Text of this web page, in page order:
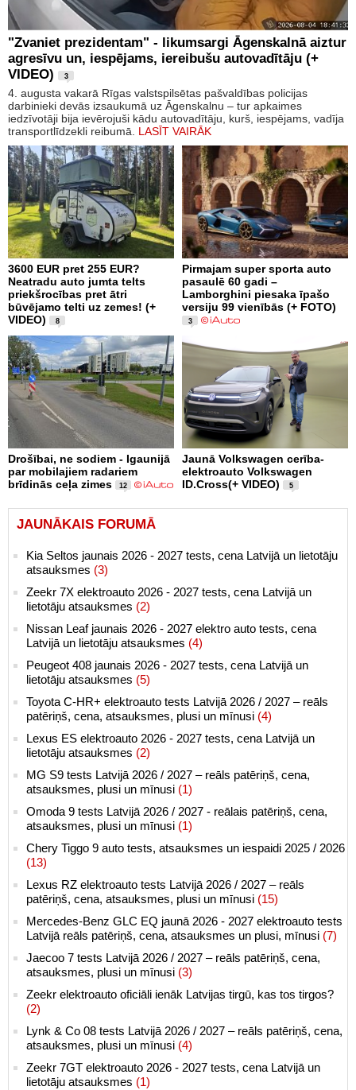
"Zvaniet prezidentam" - likumsargi Āgenskalnā aiztur
agresīvu un, iespējams, iereibušu autovadītāju (+
VIDEO)
3
4. augusta vakarā Rīgas valstspilsētas pašvaldības policijas
darbinieki devās izsaukumā uz Āgenskalnu – tur apkaimes
iedzīvotāji bija ievērojuši kādu autovadītāju, kurš, iespējams, vadīja
transportlīdzekli reibumā. LASĪT VAIRĀK
3600 EUR pret 255 EUR?
Neatradu auto jumta telts
priekšrocības pret ātri
būvējamo telti uz zemes! (+
VIDEO)
8
Pirmajam super sporta auto
pasaulē 60 gadi –
Lamborghini piesaka īpašo
versiju 99 vienībās (+ FOTO)
3
Drošībai, ne sodiem - Igaunijā
par mobilajiem radariem
brīdinās ceļa zimes
12
Jaunā Volkswagen cerība-
elektroauto Volkswagen
ID.Cross(+ VIDEO)
5
JAUNĀKAIS FORUMĀ
Kia Seltos jaunais 2026 - 2027 tests, cena Latvijā un lietotāju
atsauksmes (3)
Zeekr 7X elektroauto 2026 - 2027 tests, cena Latvijā un
lietotāju atsauksmes (2)
Nissan Leaf jaunais 2026 - 2027 elektro auto tests, cena
Latvijā un lietotāju atsauksmes (4)
Peugeot 408 jaunais 2026 - 2027 tests, cena Latvijā un
lietotāju atsauksmes (5)
Toyota C-HR+ elektroauto tests Latvijā 2026 / 2027 – reāls
patēriņš, cena, atsauksmes, plusi un mīnusi (4)
Lexus ES elektroauto 2026 - 2027 tests, cena Latvijā un
lietotāju atsauksmes (2)
MG S9 tests Latvijā 2026 / 2027 – reāls patēriņš, cena,
atsauksmes, plusi un mīnusi (1)
Omoda 9 tests Latvijā 2026 / 2027 - reālais patēriņš, cena,
atsauksmes, plusi un mīnusi (1)
Chery Tiggo 9 auto tests, atsauksmes un iespaidi 2025 / 2026
(13)
Lexus RZ elektroauto tests Latvijā 2026 / 2027 – reāls
patēriņš, cena, atsauksmes, plusi un mīnusi (15)
Mercedes-Benz GLC EQ jaunā 2026 - 2027 elektroauto tests
Latvijā reāls patēriņš, cena, atsauksmes un plusi, mīnusi (7)
Jaecoo 7 tests Latvijā 2026 / 2027 – reāls patēriņš, cena,
atsauksmes, plusi un mīnusi (3)
Zeekr elektroauto oficiāli ienāk Latvijas tirgū, kas tos tirgos?
(2)
Lynk & Co 08 tests Latvijā 2026 / 2027 – reāls patēriņš, cena,
atsauksmes, plusi un mīnusi (4)
Zeekr 7GT elektroauto 2026 - 2027 tests, cena Latvijā un
lietotāju atsauksmes (1)